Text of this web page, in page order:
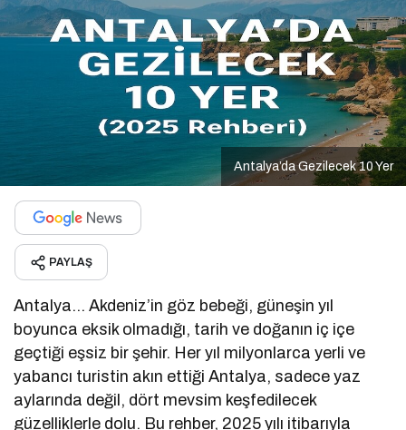
Antalya’da Gezilecek 10 Yer
PAYLAŞ
Antalya… Akdeniz’in göz bebeği, güneşin yıl
boyunca eksik olmadığı, tarih ve doğanın iç içe
geçtiği eşsiz bir şehir. Her yıl milyonlarca yerli ve
yabancı turistin akın ettiği Antalya, sadece yaz
aylarında değil, dört mevsim keşfedilecek
güzelliklerle dolu. Bu rehber, 2025 yılı itibarıyla